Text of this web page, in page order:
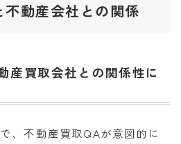
動産会社との関係
産買取会社との関係性に
、不動産買取QAが意図的に